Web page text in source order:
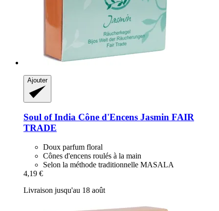
Ajouter
Soul of India Cône d'Encens Jasmin FAIR
TRADE
Doux parfum floral
Cônes d'encens roulés à la main
Selon la méthode traditionnelle MASALA
4,19 €
Livraison jusqu'au 18 août